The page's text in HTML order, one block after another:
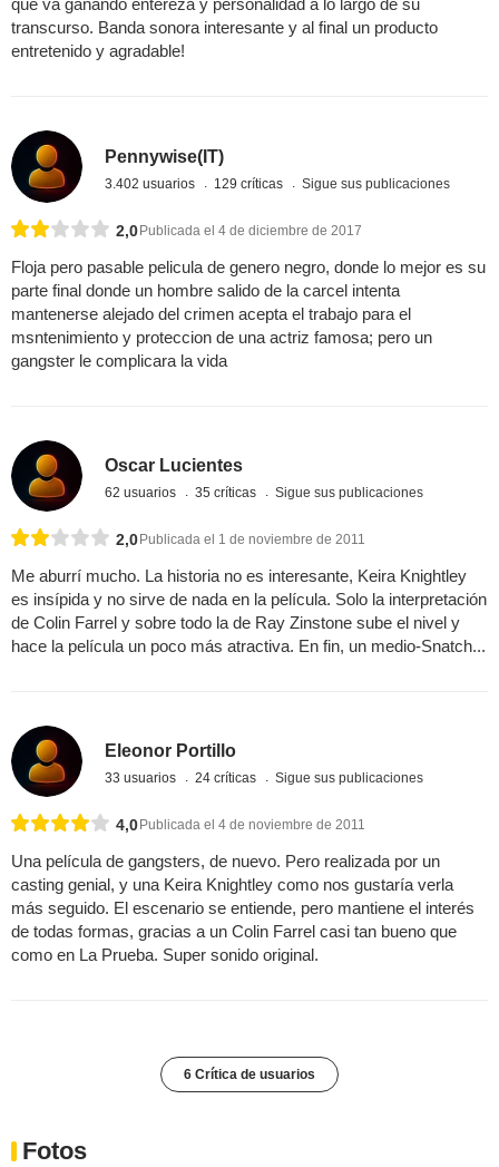
que va ganando entereza y personalidad a lo largo de su
transcurso. Banda sonora interesante y al final un producto
entretenido y agradable!
Pennywise(IT)
3.402 usuarios 129 críticas Sigue sus publicaciones
2,0Publicada el 4 de diciembre de 2017
Floja pero pasable pelicula de genero negro, donde lo mejor es su
parte final donde un hombre salido de la carcel intenta
mantenerse alejado del crimen acepta el trabajo para el
msntenimiento y proteccion de una actriz famosa; pero un
gangster le complicara la vida
Oscar Lucientes
62 usuarios 35 críticas Sigue sus publicaciones
2,0Publicada el 1 de noviembre de 2011
Me aburrí mucho. La historia no es interesante, Keira Knightley
es insípida y no sirve de nada en la película. Solo la interpretación
de Colin Farrel y sobre todo la de Ray Zinstone sube el nivel y
hace la película un poco más atractiva. En fin, un medio-Snatch...
Eleonor Portillo
33 usuarios 24 críticas Sigue sus publicaciones
4,0 Publicada el 4 de noviembre de 2011
Una película de gangsters, de nuevo. Pero realizada por un
casting genial, y una Keira Knightley como nos gustaría verla
más seguido. El escenario se entiende, pero mantiene el interés
de todas formas, gracias a un Colin Farrel casi tan bueno que
como en La Prueba. Super sonido original.
6 Crítica de usuarios
Fotos